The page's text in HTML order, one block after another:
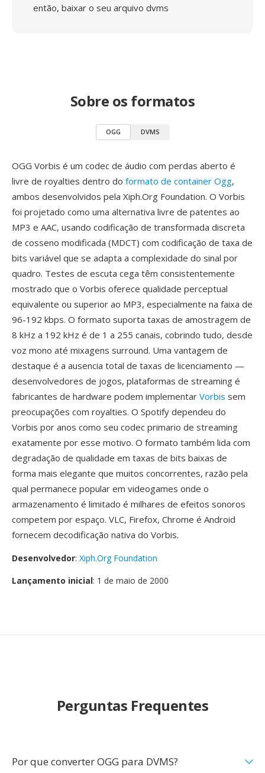
então, baixar o seu arquivo dvms
Sobre os formatos
OGG DVMS
OGG Vorbis é um codec de áudio com perdas aberto é
livre de royalties dentro do formato de container Ogg,
ambos desenvolvidos pela Xiph.Org Foundation. O Vorbis
foi projetado como uma alternativa livre de patentes ao
MP3 e AAC, usando codificação de transformada discreta
de cosseno modificada (MDCT) com codificação de taxa de
bits variável que se adapta a complexidade do sinal por
quadro. Testes de escuta cega têm consistentemente
mostrado que o Vorbis oferece qualidade perceptual
equivalente ou superior ao MP3, especialmente na faixa de
96-192 kbps. O formato suporta taxas de amostragem de
8 kHz a 192 kHz é de 1 a 255 canais, cobrindo tudo, desde
voz mono até mixagens surround. Uma vantagem de
destaque é a ausencia total de taxas de licenciamento —
desenvolvedores de jogos, plataformas de streaming é
fabricantes de hardware podem implementar Vorbis sem
preocupações com royalties. O Spotify dependeu do
Vorbis por anos como seu codec primario de streaming
exatamente por esse motivo. O formato também lida com
degradação de qualidade em taxas de bits baixas de
forma mais elegante que muitos concorrentes, razão pela
qual permanece popular em videogames onde o
armazenamento é limitado é milhares de efeitos sonoros
competem por espaço. VLC, Firefox, Chrome é Android
fornecem decodificação nativa do Vorbis.
Desenvolvedor: Xiph.Org Foundation
Lançamento inicial: 1 de maio de 2000
Perguntas Frequentes
Por que converter OGG para DVMS?